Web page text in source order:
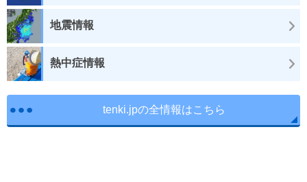
地震情報
熱中症情報
tenki.jpの全情報はこちら